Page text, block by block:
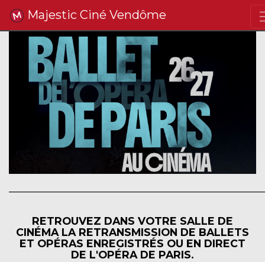
Majestic Ciné Vendôme
RETROUVEZ DANS VOTRE SALLE DE
CINÉMA LA RETRANSMISSION DE BALLETS
ET OPÉRAS ENREGISTRÉS OU EN DIRECT
DE L'OPÉRA DE PARIS.